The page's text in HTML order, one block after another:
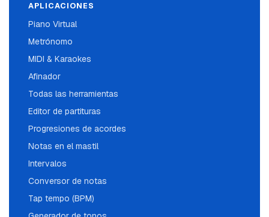
APLICACIONES
Piano Virtual
Metrónomo
MIDI & Karaokes
Afinador
Todas las herramientas
Editor de partituras
Progresiones de acordes
Notas en el mastil
Intervalos
Conversor de notas
Tap tempo (BPM)